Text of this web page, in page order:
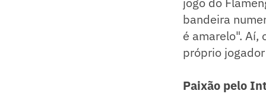
bandeira
é amarelo". Aí,
próprio
Paixão pelo